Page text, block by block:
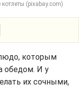
(pixabay.com)
которым
обедом. И у
их сочными,